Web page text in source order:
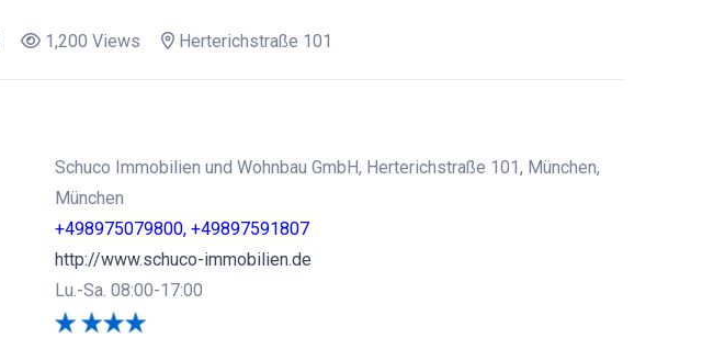
1,200 Views Herterichstraße 101
Schuco Immobilien und Wohnbau GmbH, Herterichstraße 101, München,
München
+498975079800, +49897591807
http://www.schuco-immobilien.de
Lu.-Sa. 08:00-17:00